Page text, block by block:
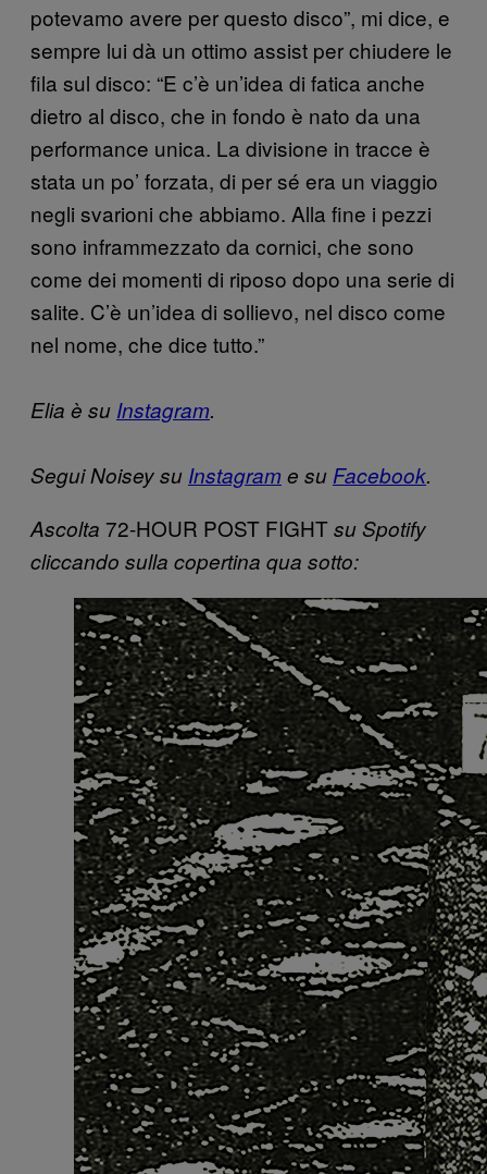
potevamo avere per questo disco”, mi dice, e
sempre lui dà un ottimo assist per chiudere le
fila sul disco: “E c’è un’idea di fatica anche
dietro al disco, che in fondo è nato da una
performance unica. La divisione in tracce è
stata un po’ forzata, di per sé era un viaggio
negli svarioni che abbiamo. Alla fine i pezzi
sono inframmezzato da cornici, che sono
come dei momenti di riposo dopo una serie di
salite. C’è un’idea di sollievo, nel disco come
nel nome, che dice tutto.”
Elia è su Instagram.
Segui Noisey su Instagrame su Facebook.
Ascolta 72-HOUR POST FIGHTsu Spotify
cliccando sulla copertina qua sotto: